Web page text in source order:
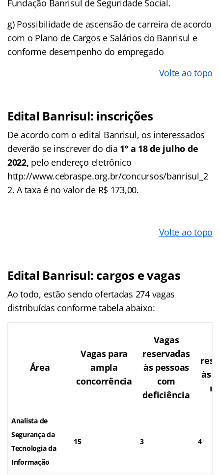
Fundação Banrisul de Seguridade Social.
g) Possibilidade de ascensão de carreira de acordo
com o Plano de Cargos e Salários do Banrisul e
conforme desempenho do empregado
Volte ao topo
Edital Banrisul: inscrições
De acordo com o edital Banrisul, os interessados
deverão se inscrever do dia 1º a 18 de julho de
2022, pelo endereço eletrônico
http://www.cebraspe.org.br/concursos/banrisul_2
2. A taxa é no valor de R$ 173,00.
Volte ao topo
Edital Banrisul: cargos e vagas
Ao todo, estão sendo ofertadas 274 vagas
distribuídas conforme tabela abaixo:
Área
Vagas para
ampla
concorrência
Vagas
reservadas
às pessoas
com
deficiência
às
Analista de
Segurança da
Tecnologia da
Informação
15 3 4